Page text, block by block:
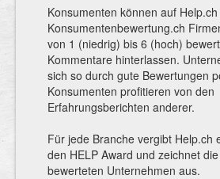
Konsumenten können auf Help.ch
Konsumentenbewertung.ch
von 1 (niedrig) bis 6 (hoch)
Kommentare hinterlassen.
sich so durch gute Bewertungen
Konsumenten profitieren von den
Erfahrungsberichten anderer.
Für jede Branche vergibt Help.ch
den HELP Award und zeichnet
bewerteten Unternehmen aus.